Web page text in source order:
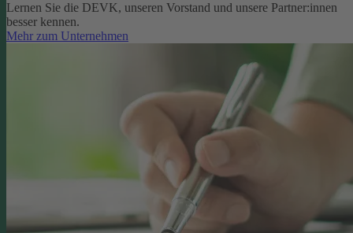
Lernen Sie die DEVK, unseren Vorstand und unsere Partner:innen
besser kennen.
Mehr zum Unternehmen